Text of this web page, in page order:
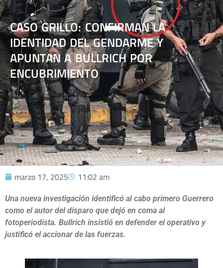
CASO GRILLO: CONFIRMAN LA
IDENTIDAD DEL GENDARME Y
APUNTAN A BULLRICH POR
ENCUBRIMIENTO
marzo 17, 2025 11:02 am
Una nueva investigación identificó al cabo primero Guerrero
como el autor del disparo que dejó en coma al
fotoperiodista. Bullrich insistió en defender el operativo y
justificó el accionar de las fuerzas.